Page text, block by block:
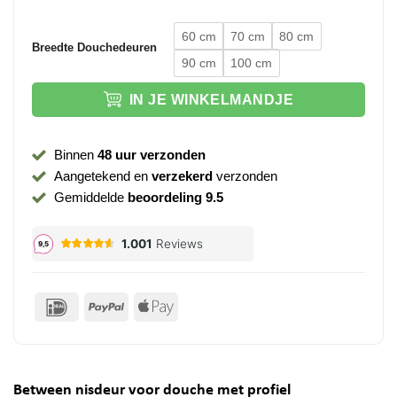
Breedte Douchedeuren
60 cm 70 cm
80 cm
90 cm
100 cm
IN JE WINKELMANDJE
Binnen 48 uur verzonden
Aangetekend en verzekerdverzonden
Gemiddelde beoordeling 9.5
IDeal PayPal Apple
Between nisdeur voor douche met profiel